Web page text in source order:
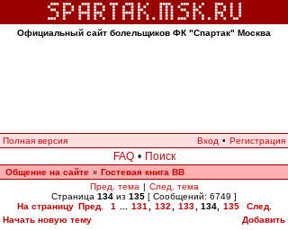
Официальный сайт болельщиков ФК "Спартак" Москва
Полная версия Вход • Регистрация
FAQ • Поиск
Общение на сайте » Гостевая книга ВВ
Пред. тема | След. тема
Страница 134 из 135 [ Сообщений: 6749 ]
На страницу Пред. 1 131 132 133 134, 135
След.
Начать новую тему
Добавить